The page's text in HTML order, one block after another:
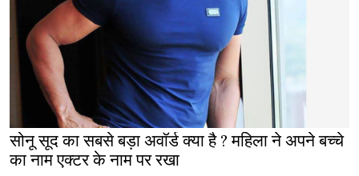
सोनू सूद का सबसे बड़ा अवॉर्ड क्या है ? महिला ने अपने बच्चे
का नाम एक्टर के नाम पर रखा